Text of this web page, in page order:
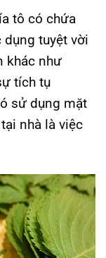
tô có chứa
dụng tuyệt vời
khác như
tích tụ
sử dụng mặt
nhà là việc